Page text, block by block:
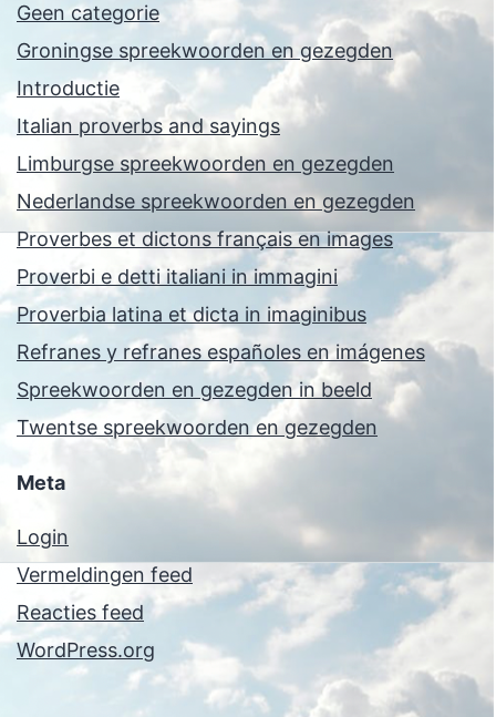
Geen categorie
Groningse spreekwoorden en gezegden
Introductie
Italian proverbs and sayings
Limburgse spreekwoorden en gezegden
Nederlandse spreekwoorden en gezegden
Proverbes et dictons français en images
Proverbi e detti italiani in immagini
Proverbia latina et dicta in imaginibus
Refranes y refranes españoles en imágenes
Spreekwoorden en gezegden in beeld
Twentse spreekwoorden en gezegden
Meta
Login
Vermeldingen feed
Reacties feed
WordPress.org